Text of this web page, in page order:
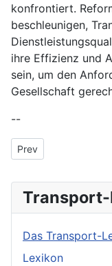
konfrontiert.
beschleunigen,
ihre Effizienz und
sein, um den
Gesellschaft
--
Previous article:
Prev
Transport-
Das Transport-
Lexikon